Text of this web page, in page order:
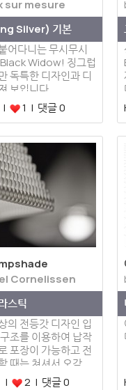
sur mesure
Silver) 기본
어다니는 무시무시
Widow! 징그럽
독특한 디자인과 디
보입니다.
|
1 | 댓글 0
Cornelissen
스틱
의 전등갓 디자인 입
조를 이용하여 납작
포장이 가능하고 전
때는 쳐셔서 오각…
|
2 | 댓글 0